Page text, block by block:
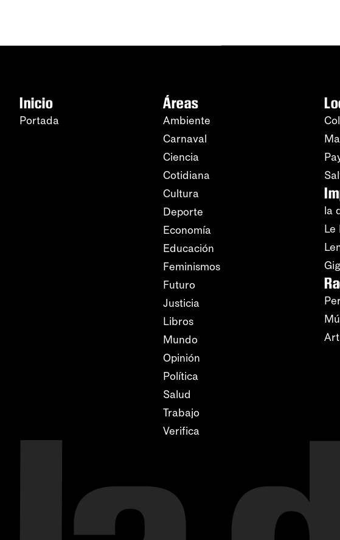
Inicio
Portada
Áreas
Ambiente
Carnaval
Ciencia
Cotidiana
Cultura
Deporte
Economía
Educación
Feminismos
Futuro
Justicia
Libros
Mundo
Opinión
Política
Salud
Trabajo
Verifica
la
Le